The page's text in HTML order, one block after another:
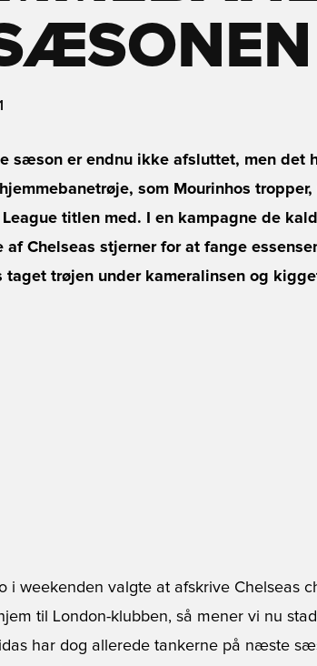
sæson er endnu ikke afsluttet, men det
som Mourinhos
titlen med. I en kampagne de
Chelseas stjerner for at fange
taget trøjen under kameralinsen og
i weekenden valgte at afskrive Chelseas
til London-klubben, så mener vi nu
har dog allerede tankerne på næste